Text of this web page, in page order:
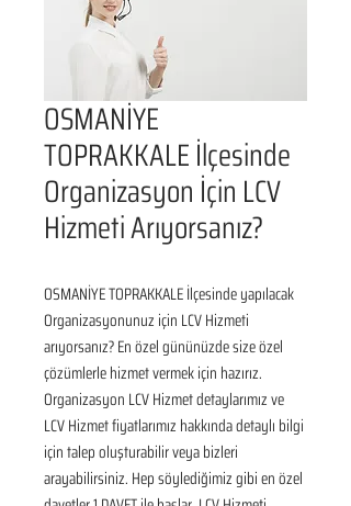
OSMANİYE
TOPRAKKALE İlçesinde
Organizasyon İçin LCV
Hizmeti Arıyorsanız?
OSMANİYE TOPRAKKALE İlçesinde yapılacak
Organizasyonunuz için LCV Hizmeti
arıyorsanız? En özel gününüzde size özel
çözümlerle hizmet vermek için hazırız.
Organizasyon LCV Hizmet detaylarımız ve
LCV Hizmet fiyatlarımız hakkında detaylı bilgi
için talep oluşturabilir veya bizleri
arayabilirsiniz. Hep söylediğimiz gibi en özel